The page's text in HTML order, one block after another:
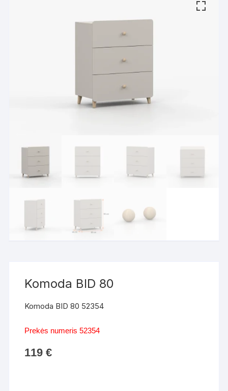
Komoda BID 80
Komoda BID 80 52354
Prekės numeris 52354
119€